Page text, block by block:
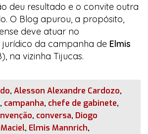
deu resultado e o convite outra
O Blog apurou, a propósito,
deve atuar no
da campanha de Elmis
na vizinha Tijucas.
, Alesson Alexandre Cardozo,
, campanha, chefe de gabinete,
, conversa, Diogo
, Elmis Mannrich,